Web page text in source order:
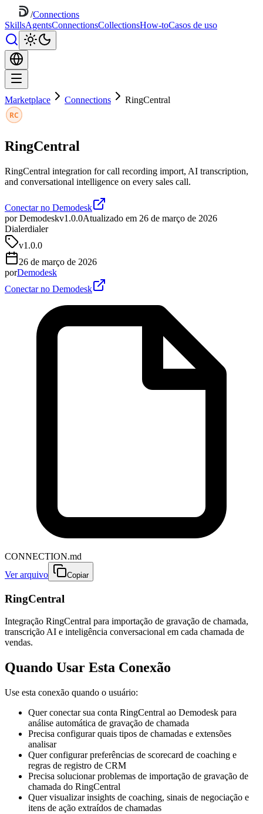
/Connections
SkillsAgentsConnectionsCollectionsHow-toCasos de uso
Marketplace Connections RingCentral
RingCentral
RingCentral integration for call recording import, AI transcription,
and conversational intelligence on every sales call.
Conectar no Demodesk
por Demodeskv1.0.0Atualizado em 26 de março de 2026
Dialerdialer
v1.0.0
26 de março de 2026
porDemodesk
Conectar no Demodesk
CONNECTION.md
Ver arquivo
Copiar
RingCentral
Integração RingCentral para importação de gravação de chamada,
transcrição AI e inteligência conversacional em cada chamada de
vendas.
Quando Usar Esta Conexão
Use esta conexão quando o usuário:
Quer conectar sua conta RingCentral ao Demodesk para
análise automática de gravação de chamada
Precisa configurar quais tipos de chamadas e extensões
analisar
Quer configurar preferências de scorecard de coaching e
regras de registro de CRM
Precisa solucionar problemas de importação de gravação de
chamada do RingCentral
Quer visualizar insights de coaching, sinais de negociação e
itens de ação extraídos de chamadas